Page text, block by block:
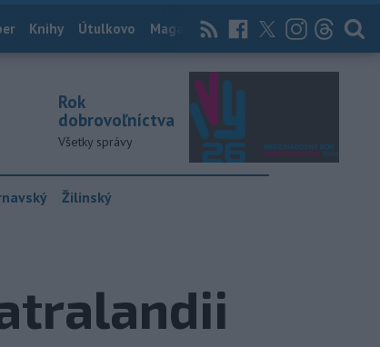
Knihy Útulkovo Magazín News Now Archív
Rok
dobrovoľníctva
Všetky správy
Žilinský